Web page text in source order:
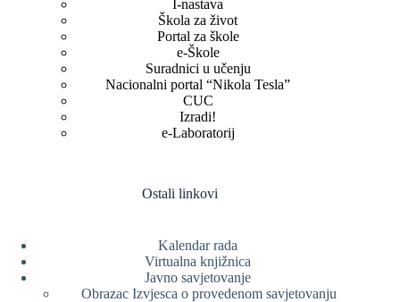
I-nastava
Škola za život
Portal za škole
e-Škole
Suradnici u učenju
Nacionalni portal “Nikola Tesla”
CUC
Izradi!
e-Laboratorij
Ostali linkovi
Kalendar rada
Virtualna knjižnica
Javno savjetovanje
Obrazac Izvjesca o provedenom savjetovanju